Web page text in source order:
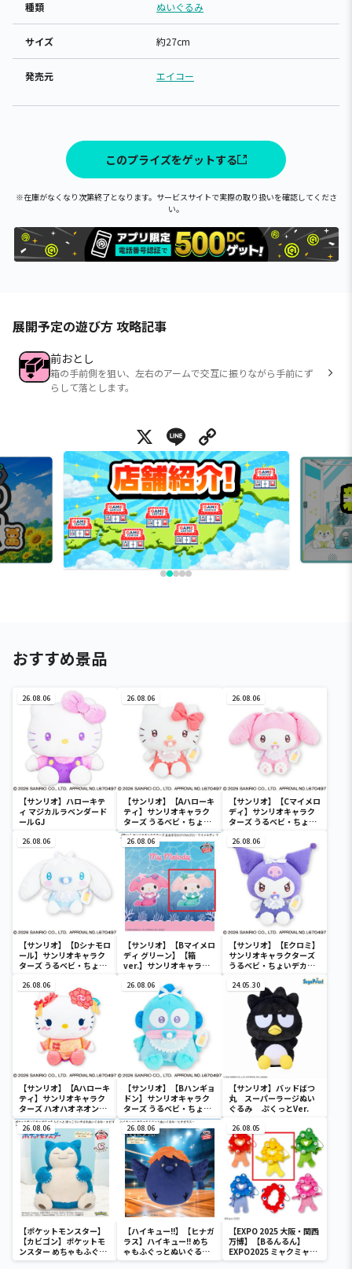
種類 ぬいぐるみ
サイズ 約27cm
発売元 エイコー
このプライズをゲットする
※在庫がなくなり次第終了となります。サービスサイトで実際の取り扱いを確認してくださ
い。
展開予定の遊び方 攻略記事
前おとし
箱の手前側を狙い、左右のアームで交互に振りながら手前にず
らして落とします。
X Line
おすすめ景品
26.08.06
【サンリオ】ハローキテ
ィ マジカルラベンダード
ールGJ
26.08.06
【サンリオ】【Aハローキ
ティ】サンリオキャラク
ターズ うるベビ・ちょい
デカドール
26.08.06
【サンリオ】【Cマイメロ
ディ】サンリオキャラク
ターズ うるベビ・ちょい
26.08.06
【サンリオ】【Dシナモロ
ール】サンリオキャラク
ターズ うるベビ・ちょい
26.08.06
【サンリオ】【Bマイメロ
ディ グリーン】【箱
ver.】サンリオキャラク
SOFVIMATES～マイメロ
ディ マーメイドver. ～
26.08.06
【サンリオ】【Eクロミ】
サンリオキャラクターズ
うるベビ・ちょいデカド
26.08.06
【サンリオ】【Aハローキ
ティ】サンリオキャラク
ターズ ハオハオネオンタ
ウンドールBIGタイプ1
26.08.06
【サンリオ】【Bハンギョ
ドン】サンリオキャラク
ターズ うるベビ・ちょい
デカドール
24.05.30
【サンリオ】バッドばつ
丸 スーパーラージぬい
ぐるみ ぷくっとVer.
26.08.06
【ポケットモンスター】
【カビゴン】ポケットモ
ンスター めちゃもふぐっ
と ほっこりいやされぬい
26.08.06
【ハイキュー!!】【ヒナガ
ラス】ハイキュー!! めち
ゃもふぐっとぬいぐるみ
～ヒナガラス～
26.08.05
【EXPO 2025 大阪・関西
万博】【Bるんるん】
EXPO2025 ミャクミャク
カラフルゴム紐付きぬい